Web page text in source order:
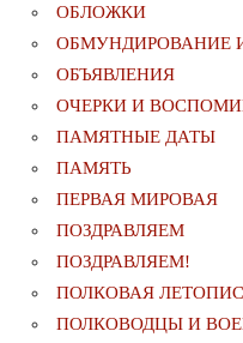
ОБЛОЖКИ
ОБМУНДИРОВАНИЕ
ОБЪЯВЛЕНИЯ
ОЧЕРКИ И
ПАМЯТНЫЕ ДАТЫ
ПАМЯТЬ
ПЕРВАЯ МИРОВАЯ
ПОЗДРАВЛЯЕМ
ПОЗДРАВЛЯЕМ!
ПОЛКОВАЯ
ПОЛКОВОДЦЫ И